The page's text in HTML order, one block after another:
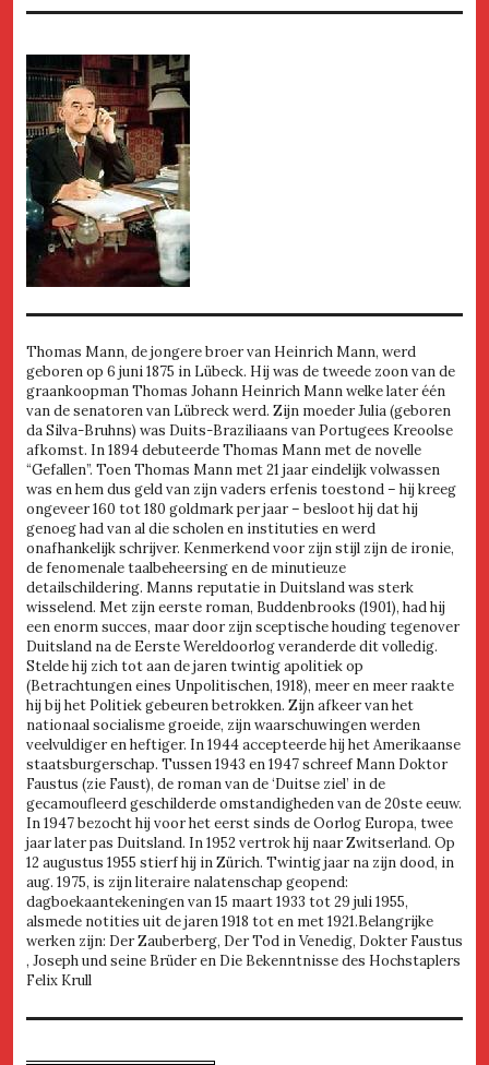
Thomas Mann, de jongere broer van Heinrich Mann, werd
geboren op 6 juni 1875 in Lübeck. Hij was de tweede zoon van de
graankoopman Thomas Johann Heinrich Mann welke later één
van de senatoren van Lübreck werd. Zijn moeder Julia (geboren
da Silva-Bruhns) was Duits-Braziliaans van Portugees Kreoolse
afkomst. In 1894 debuteerde Thomas Mann met de novelle
“Gefallen”. Toen Thomas Mann met 21 jaar eindelijk volwassen
was en hem dus geld van zijn vaders erfenis toestond – hij kreeg
ongeveer 160 tot 180 goldmark per jaar – besloot hij dat hij
genoeg had van al die scholen en instituties en werd
onafhankelijk schrijver. Kenmerkend voor zijn stijl zijn de ironie,
de fenomenale taalbeheersing en de minutieuze
detailschildering. Manns reputatie in Duitsland was sterk
wisselend. Met zijn eerste roman, Buddenbrooks (1901), had hij
een enorm succes, maar door zijn sceptische houding tegenover
Duitsland na de Eerste Wereldoorlog veranderde dit volledig.
Stelde hij zich tot aan de jaren twintig apolitiek op
(Betrachtungen eines Unpolitischen, 1918), meer en meer raakte
hij bij het Politiek gebeuren betrokken. Zijn afkeer van het
nationaal socialisme groeide, zijn waarschuwingen werden
veelvuldiger en heftiger. In 1944 accepteerde hij het Amerikaanse
staatsburgerschap. Tussen 1943 en 1947 schreef Mann Doktor
Faustus (zie Faust), de roman van de ‘Duitse ziel’ in de
gecamoufleerd geschilderde omstandigheden van de 20ste eeuw.
In 1947 bezocht hij voor het eerst sinds de Oorlog Europa, twee
jaar later pas Duitsland. In 1952 vertrok hij naar Zwitserland. Op
12 augustus 1955 stierf hij in Zürich. Twintig jaar na zijn dood, in
aug. 1975, is zijn literaire nalatenschap geopend:
dagboekaantekeningen van 15 maart 1933 tot 29 juli 1955,
alsmede notities uit de jaren 1918 tot en met 1921.Belangrijke
werken zijn: Der Zauberberg, Der Tod in Venedig, Dokter Faustus
, Joseph und seine Brüder en Die Bekenntnisse des Hochstaplers
Felix Krull